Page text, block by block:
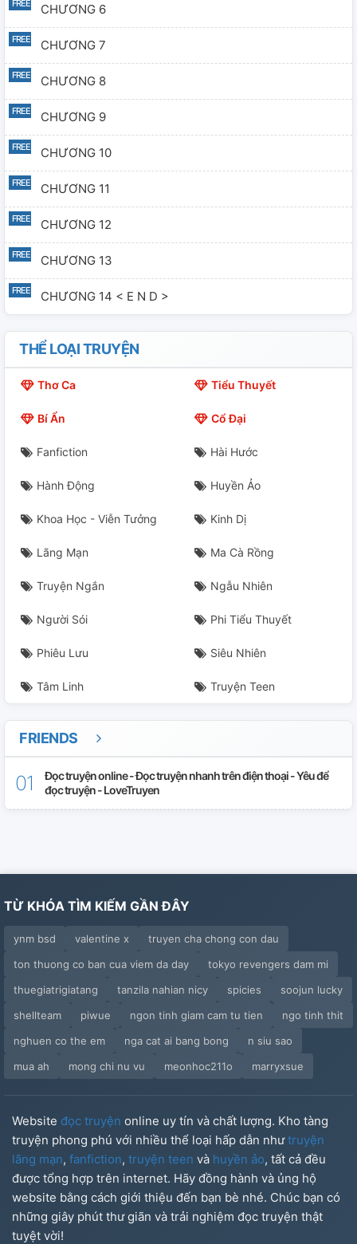
CHƯƠNG 6
CHƯƠNG 7
CHƯƠNG 8
CHƯƠNG 9
CHƯƠNG 10
CHƯƠNG 11
CHƯƠNG 12
CHƯƠNG 13
CHƯƠNG 14 < E N D >
THỂ LOẠI TRUYỆN
Thơ Ca Tiểu Thuyết
Bí Ẩn Cổ Đại
Fanfiction Hài Hước
Hành Động Huyền Ảo
Khoa Học - Viễn Tưởng Kinh Dị
Lãng Mạn Ma Cà Rồng
Truyện Ngắn Ngẫu Nhiên
Người Sói Phi Tiểu Thuyết
Phiêu Lưu Siêu Nhiên
Tâm Linh Truyện Teen
FRIENDS
Đọc truyện online - Đọc truyện nhanh trên điện thoại - Yêu để
đọc truyện - LoveTruyen
TỪ KHÓA TÌM KIẾM GẦN ĐÂY
ynm bsd valentine x
truyen cha chong con dau
ton thuong co ban cua viem da day
tokyo revengers dam mi
thuegiatrigiatang
tanzila nahian nicy spicies
soojun lucky
shellteam
piwue ngon tinh giam cam tu tien
ngo tinh thit
nghuen co the em
nga cat ai bang bong
n siu sao
mua ah
mong chi nu vu meonhoc211o marryxsue
Website đọc truyện online uy tín và chất lượng. Kho tàng
truyện phong phú với nhiều thể loại hấp dẫn nhưtruyện
lãng mạn, fanfiction, truyện teen và huyền ảo, tất cả đều
được tổng hợp trên internet. Hãy đồng hành và ủng hộ
website bằng cách giới thiệu đến bạn bè nhé. Chúc bạn có
những giây phút thư giãn và trải nghiệm đọc truyện thật
tuyệt vời!